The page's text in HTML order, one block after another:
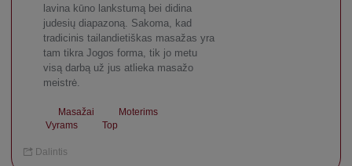
lavina kūno lankstumą bei didina
judesių diapazoną. Sakoma, kad
tradicinis tailandietiškas masažas yra
tam tikra Jogos forma, tik jo metu
visą darbą už jus atlieka masažo
meistrė.
Masažai
Moterims
Vyrams
Top
Dalintis